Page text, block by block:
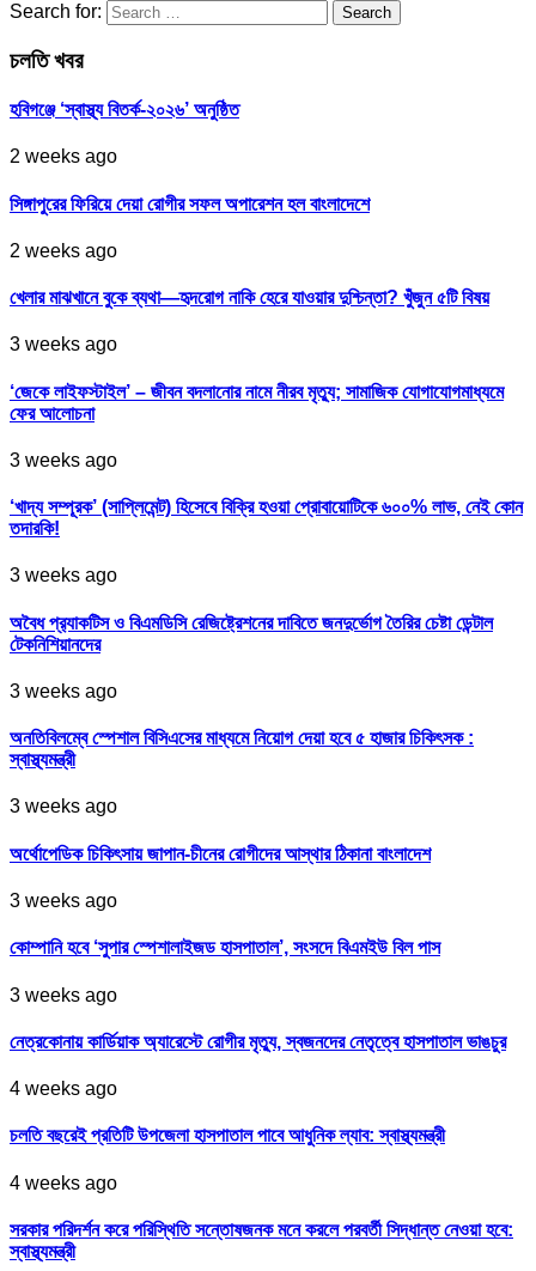
Search for:
চলতি খবর
হবিগঞ্জে ‘স্বাস্থ্য বিতর্ক-২০২৬’ অনুষ্ঠিত
2 weeks ago
সিঙ্গাপুরের ফিরিয়ে দেয়া রোগীর সফল অপারেশন হল বাংলাদেশে
2 weeks ago
খেলার মাঝখানে বুকে ব্যথা—হৃদরোগ নাকি হেরে যাওয়ার দুশ্চিন্তা? খুঁজুন ৫টি বিষয়
3 weeks ago
‘জেকে লাইফস্টাইল’ – জীবন বদলানোর নামে নীরব মৃত্যু; সামাজিক যোগাযোগমাধ্যমে
ফের আলোচনা
3 weeks ago
‘খাদ্য সম্পূরক’ (সাপ্লিমেন্ট) হিসেবে বিক্রি হওয়া প্রোবায়োটিকে ৬০০% লাভ, নেই কোন
তদারকি!
3 weeks ago
অবৈধ প্র‍্যাকটিস ও বিএমডিসি রেজিষ্ট্রেশনের দাবিতে জনদুর্ভোগ তৈরির চেষ্টা ডেন্টাল
টেকনিশিয়ানদের
3 weeks ago
অনতিবিলম্বে স্পেশাল বিসিএসের মাধ্যমে নিয়োগ দেয়া হবে ৫ হাজার চিকিৎসক :
স্বাস্থ্যমন্ত্রী
3 weeks ago
অর্থোপেডিক চিকিৎসায় জাপান-চীনের রোগীদের আস্থার ঠিকানা বাংলাদেশ
3 weeks ago
কোম্পানি হবে ‘সুপার স্পেশালাইজড হাসপাতাল’, সংসদে বিএমইউ বিল পাস
3 weeks ago
নেত্রকোনায় কার্ডিয়াক অ্যারেস্টে রোগীর মৃত্যু, স্বজনদের নেতৃত্বে হাসপাতাল ভাঙচুর
4 weeks ago
চলতি বছরেই প্রতিটি উপজেলা হাসপাতাল পাবে আধুনিক ল্যাব: স্বাস্থ্যমন্ত্রী
4 weeks ago
সরকার পরিদর্শন করে পরিস্থিতি সন্তোষজনক মনে করলে পরবর্তী সিদ্ধান্ত নেওয়া হবে:
স্বাস্থ্যমন্ত্রী